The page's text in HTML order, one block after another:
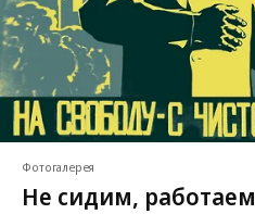
Фотогалерея
Не сидим, работаем